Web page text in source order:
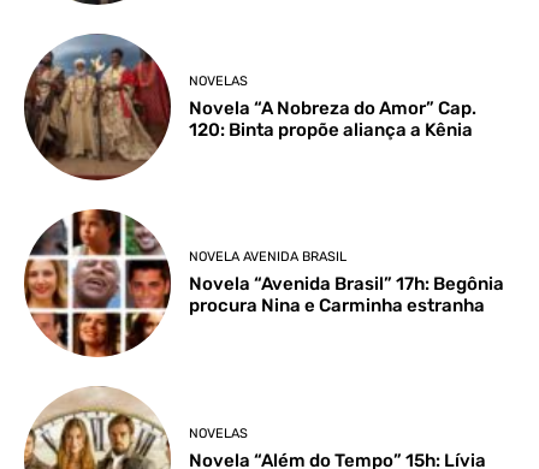
NOVELAS
Novela “A Nobreza do Amor” Cap.
120: Binta propõe aliança a Kênia
NOVELA AVENIDA BRASIL
Novela “Avenida Brasil” 17h: Begônia
procura Nina e Carminha estranha
NOVELAS
Novela “Além do Tempo” 15h: Lívia